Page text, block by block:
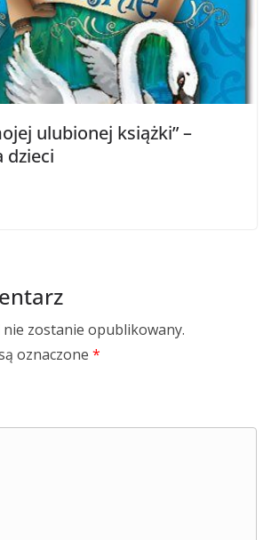
ulubionej książki” –
dzieci
zostanie opublikowany.
oznaczone *